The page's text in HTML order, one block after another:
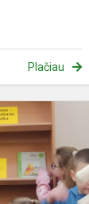
Plačiau